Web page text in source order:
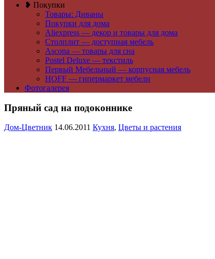
❥ Покупки
Товары: Диваны
Покупки для дома
Aliexpress — декор и товары для дома
Столплит — доступная мебель
Ascona — товары для сна
Postel Deluxe — текстиль
Первый Мебельный — корпусная мебель
HOFF — гипермаркет мебели
Фотогалерея
Пряный сад на подоконнике
Дом-Цветник 14.06.2011 Кухня, Цветы и растения